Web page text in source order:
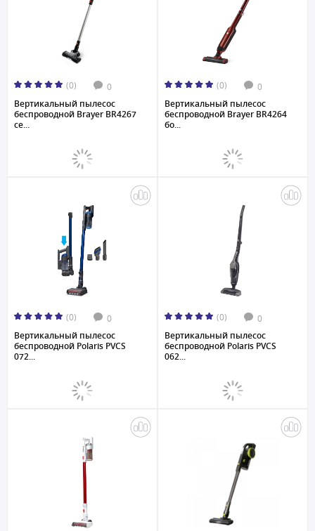
(0) 0
Вертикальный пылесос
беспроводной Brayer BR4267
се...
(0) 0
Вертикальный пылесос
беспроводной Brayer BR4264
бо...
(0) 0
Вертикальный пылесос
беспроводной Polaris PVCS
072...
(0) 0
Вертикальный пылесос
беспроводной Polaris PVCS
062...